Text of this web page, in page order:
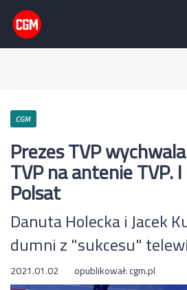
CGM
Prezes TVP
TVP na antenie TVP.
Polsat
Danuta Holecka i Jacek
dumni z "sukcesu"
2021.01.02 opublikował:cgm.pl